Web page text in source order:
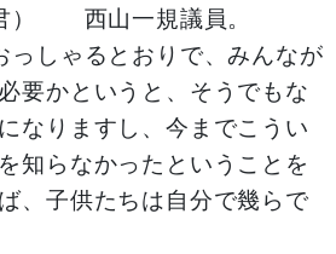
） 西山一規議員。
しゃるとおりで、みんなが
要かというと、そうでもな
なりますし、今までこうい
知らなかったということを
、子供たちは自分で幾らで